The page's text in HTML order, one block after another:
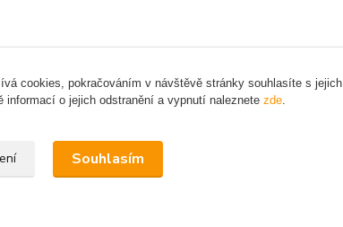
cookies, pokračováním v návštěvě stránky souhlasíte s jejich
o jejich odstranění a vypnutí naleznete zde.
Souhlasím